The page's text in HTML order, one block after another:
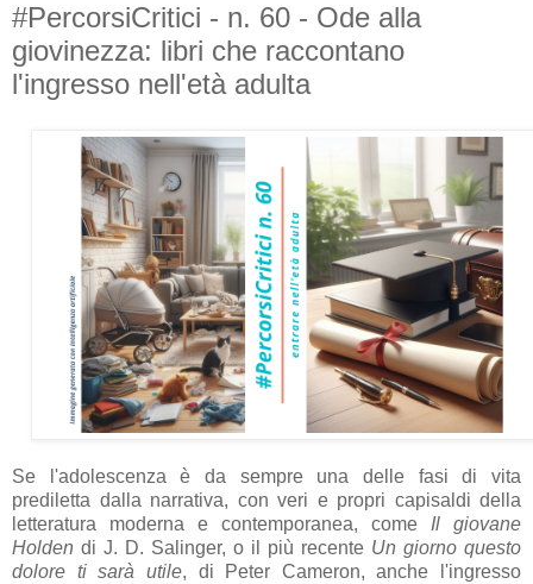
#PercorsiCritici - n. 60 - Ode alla
giovinezza: libri che raccontano
l'ingresso nell'età adulta
Se l'adolescenza è da sempre una delle fasi di vita
prediletta dalla narrativa, con veri e propri capisaldi della
letteratura moderna e contemporanea, come Il giovane
Holden di J. D. Salinger, o il più recente Un giorno questo
dolore ti sarà utile, di Peter Cameron, anche l'ingresso